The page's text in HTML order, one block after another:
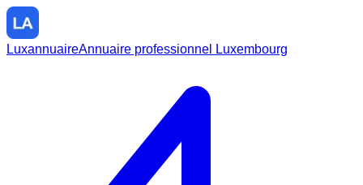
LuxannuaireAnnuaire professionnel Luxembourg